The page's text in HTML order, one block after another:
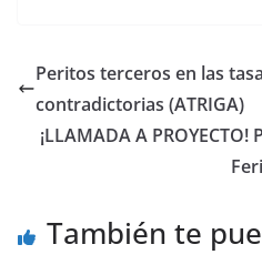
Peritos terceros en las
contradictorias (ATRIGA)
¡LLAMADA A
También te